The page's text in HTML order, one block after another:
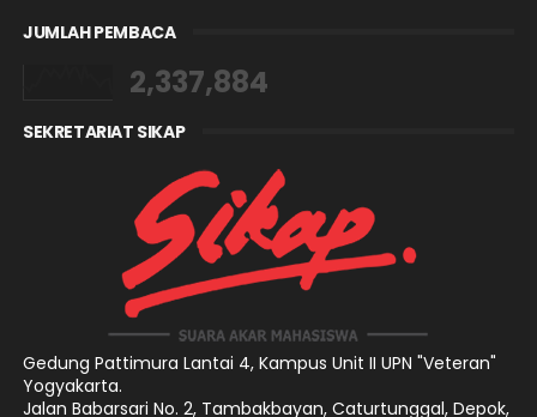
JUMLAH PEMBACA
2,337,884
SEKRETARIAT SIKAP
Gedung Pattimura Lantai 4, Kampus Unit II UPN "Veteran"
Yogyakarta.
Jalan Babarsari No. 2, Tambakbayan, Caturtunggal, Depok,